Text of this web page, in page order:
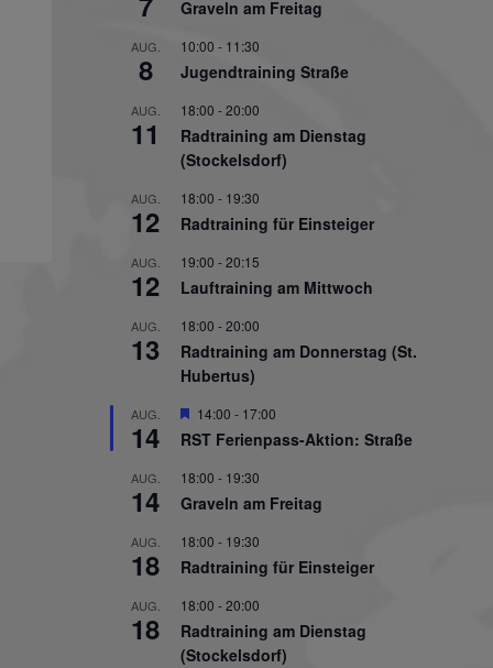
Graveln am Freitag
AUG.
8
10:00 - 11:30
Jugendtraining Straße
AUG.
11
18:00 -20:00
Radtraining am Dienstag
(Stockelsdorf)
AUG.
12
18:00 - 19:30
Radtraining für Einsteiger
AUG.
12
19:00 -20:15
Lauftraining am Mittwoch
AUG.
13
18:00 -20:00
Radtraining am Donnerstag (St.
Hubertus)
AUG.
14
Hervorgehoben
14:00 - 17:00
RST Ferienpass-Aktion: Straße
AUG.
14
18:00 - 19:30
Graveln am Freitag
AUG.
18
18:00 - 19:30
Radtraining für Einsteiger
AUG.
18
18:00 -20:00
Radtraining am Dienstag
(Stockelsdorf)